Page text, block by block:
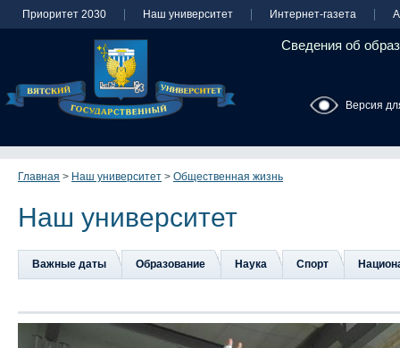
Приоритет 2030 Наш университет Интернет-газета
Сведения об
Версия
Главная > Наш университет > Общественная жизнь
Наш университет
Важные даты Образование Наука Спорт